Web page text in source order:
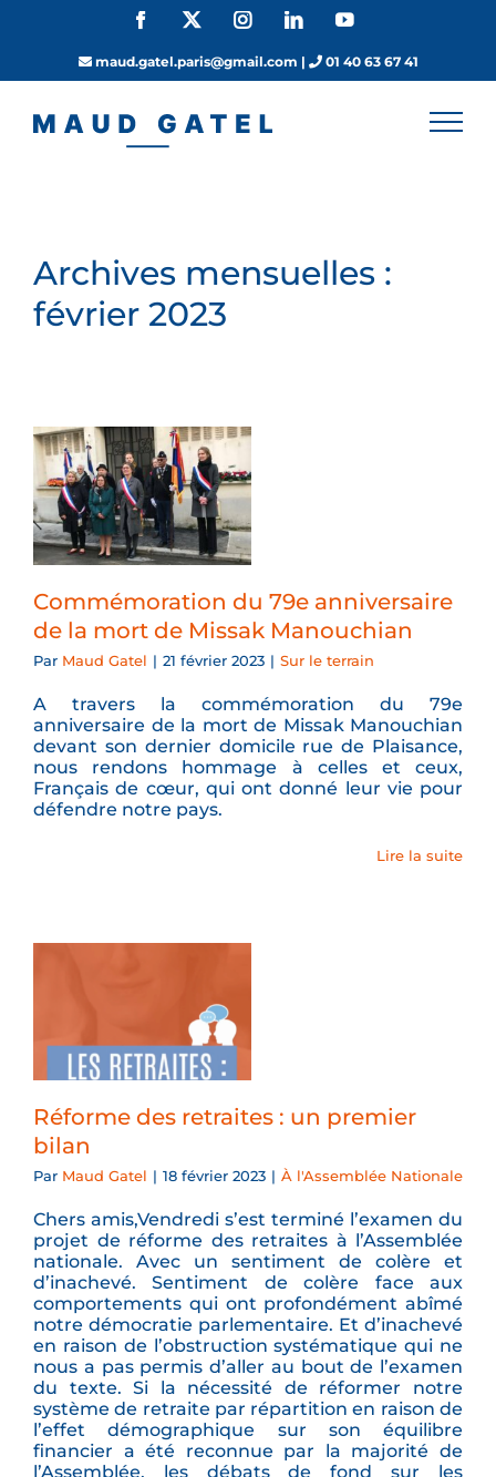
Facebook InstagramLinkedInYouTube
maud.gatel.paris@gmail.com | 01 40 63 67 41
Archives mensuelles :
février 2023
Commémoration du 79e anniversaire
de la mort de Missak Manouchian
Par Maud Gatel | 21 février 2023 | Sur le terrain
A travers la commémoration du 79e
anniversaire de la mort de Missak Manouchian
devant son dernier domicile rue de Plaisance,
nous rendons hommage à celles et ceux,
Français de cœur, qui ont donné leur vie pour
défendre notre pays.
Lire la suite
Réforme des retraites : un premier
bilan
Par Maud Gatel | 18 février 2023 | À l'Assemblée Nationale
Chers amis,Vendredi s’est terminé l’examen du
projet de réforme des retraites à l’Assemblée
nationale. Avec un sentiment de colère et
d’inachevé. Sentiment de colère face aux
comportements qui ont profondément abîmé
notre démocratie parlementaire. Et d’inachevé
en raison de l’obstruction systématique qui ne
nous a pas permis d’aller au bout de l’examen
du texte. Si la nécessité de réformer notre
système de retraite par répartition en raison de
l’effet démographique sur son équilibre
financier a été reconnue par la majorité de
l’Assemblée, les débats de fond sur les